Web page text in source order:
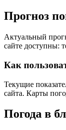
Прогноз
Актуальный
сайте доступны:
Как
Текущие
сайта. Карты
Погода в